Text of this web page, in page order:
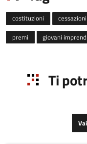
costituzioni cessazioni
premi
giovani
Ti